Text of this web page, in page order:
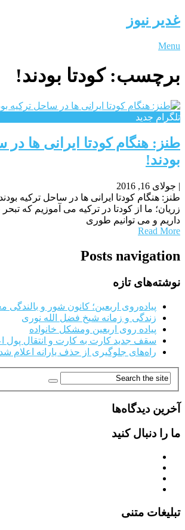
غدیر نیوز
Menu
برچسب:کودتا بودند!
تلگرام جدید
طنز: هنگام کودتا ایرانی ها در
بودند!
| جولای 16, 2016
طنز: هنگام کودتا ایرانی ها در ساحل ترکیه
زریان؛ ما از کودتا در ترکیه می آموزیم که
داریم و می توانیم طوری
Read More
Posts navigation
نوشته‌های تازه
پیاده‌روی اربعین؛ کانون شور و بالندگی
زندگی و زمانه شیخ فضل الله نوری
پیاده روی اربعین ومشکل خانواده
سقف جدید کارت به کارت و انتقال پول
راه‌های جلوگیری از حذف یارانه اعلام شد
آخرین دیدگاه‌ها
ما را دنبال کنید
تبلیغات متنی